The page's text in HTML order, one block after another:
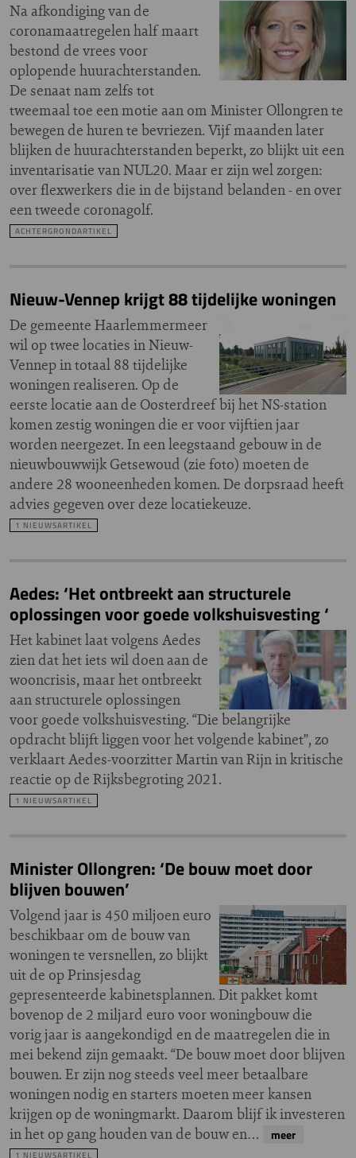
Na afkondiging van de
coronamaatregelen half maart
bestond de vrees voor
oplopende huurachterstanden.
De senaat nam zelfs tot
tweemaal toe een motie aan om Minister Ollongren te
bewegen de huren te bevriezen. Vijf maanden later
blijken de huurachterstanden beperkt, zo blijkt uit een
inventarisatie van NUL20. Maar er zijn wel zorgen:
over flexwerkers die in de bijstand belanden - en over
een tweede coronagolf.
ACHTERGRONDARTIKEL
Nieuw-Vennep krijgt 88 tijdelijke woningen
De gemeente Haarlemmermeer
wil op twee locaties in Nieuw-
Vennep in totaal 88 tijdelijke
woningen realiseren. Op de
eerste locatie aan de Oosterdreef bij het NS-station
komen zestig woningen die er voor vijftien jaar
worden neergezet. In een leegstaand gebouw in de
nieuwbouwwijk Getsewoud (zie foto) moeten de
andere 28 wooneenheden komen. De dorpsraad heeft
advies gegeven over deze locatiekeuze.
1 NIEUWSARTIKEL
Aedes: ‘Het ontbreekt aan structurele
oplossingen voor goede volkshuisvesting ‘
Het kabinet laat volgens Aedes
zien dat het iets wil doen aan de
wooncrisis, maar het ontbreekt
aan structurele oplossingen
voor goede volkshuisvesting. “Die belangrijke
opdracht blijft liggen voor het volgende kabinet”, zo
verklaart Aedes-voorzitter Martin van Rijn in kritische
reactie op de Rijksbegroting 2021.
1 NIEUWSARTIKEL
Minister Ollongren: ‘De bouw moet door
blijven bouwen’
Volgend jaar is 450 miljoen euro
beschikbaar om de bouw van
woningen te versnellen, zo blijkt
uit de op Prinsjesdag
gepresenteerde kabinetsplannen. Dit pakket komt
bovenop de 2 miljard euro voor woningbouw die
vorig jaar is aangekondigd en de maatregelen die in
mei bekend zijn gemaakt. “De bouw moet door blijven
bouwen. Er zijn nog steeds veel meer betaalbare
woningen nodig en starters moeten meer kansen
krijgen op de woningmarkt. Daarom blijf ik investeren
in het op gang houden van de bouw en…
meer
1 NIEUWSARTIKEL